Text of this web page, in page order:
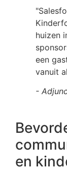
huizen
een
vanuit
-
en